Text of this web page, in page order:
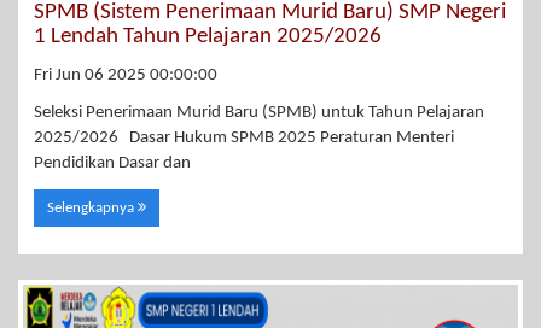
SPMB (Sistem Penerimaan Murid Baru) SMP Negeri
1 Lendah Tahun Pelajaran 2025/2026
Fri Jun 06 2025 00:00:00
Seleksi Penerimaan Murid Baru (SPMB) untuk Tahun Pelajaran
2025/2026 Dasar Hukum SPMB 2025 Peraturan Menteri
Pendidikan Dasar dan
Selengkapnya